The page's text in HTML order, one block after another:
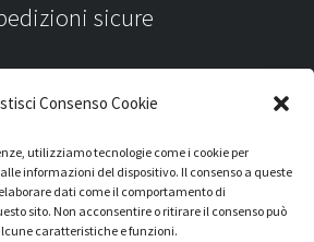
Consenso Cookie
utilizziamo tecnologie come i cookie per
informazioni del dispositivo. Il consenso a queste
dati come il comportamento di
sito. Non acconsentire o ritirare il consenso può
caratteristiche e funzioni.
sicure